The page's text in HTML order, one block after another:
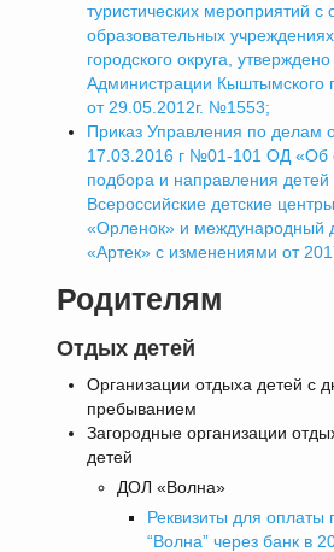
туристических мероприятий
образовательных
городского округа,
Администрации Кыштымского
от 29.05.2012г. №1553;
Приказ Управления по делам
17.03.2016 г №01-101 ОД «Об
подбора и направления детей
Всероссийские детские
«Орленок» и международный
«Артек» с изменениями от
Родителям
Отдых детей
Организации отдыха детей с
пребыванием
Загородные организации
детей
ДОЛ «Волна»
Реквизиты для оплаты
“Волна” через банк в